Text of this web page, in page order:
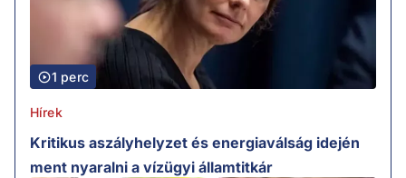
1 perc
Hírek
Kritikus aszályhelyzet és energiaválság idején
ment nyaralni a vízügyi államtitkár